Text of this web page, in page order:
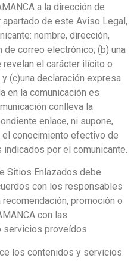
a la dirección de
de este Aviso Legal,
nombre, dirección,
correo electrónico; (b) una
el carácter ilícito o
(c)una declaración expresa
en la comunicación es
conlleva la
enlace, ni supone,
conocimiento efectivo de
por el comunicante.
Sitios Enlazados debe
con los responsables
promoción o
con las
servicios proveídos.
los contenidos y servicios